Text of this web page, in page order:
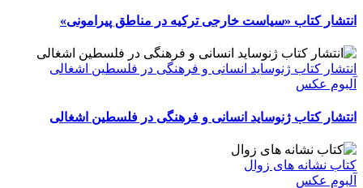
انتشار کتاب «سیاست خارجی ترکیه در مناطق پیرامونی»
انتشار کتاب ژنوساید انسانی و فرهنگی در فلسطین اشغالی
آلبوم عکس
انتشار کتاب ژنوساید انسانی و فرهنگی در فلسطین اشغالی
کتاب نشانه های زوال
آلبوم عکس